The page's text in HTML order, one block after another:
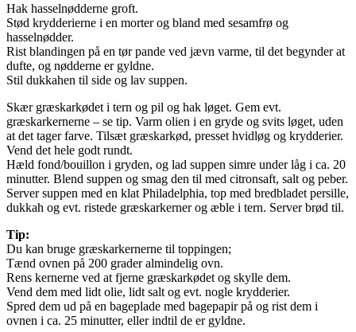
Hak hasselnødderne groft.
Stød krydderierne i en morter og bland med sesamfrø og
hasselnødder.
Rist blandingen på en tør pande ved jævn varme, til det begynder at
dufte, og nødderne er gyldne.
Stil dukkahen til side og lav suppen.
Skær græskarkødet i tern og pil og hak løget. Gem evt.
græskarkernerne – se tip. Varm olien i en gryde og svits løget, uden
at det tager farve. Tilsæt græskarkød, presset hvidløg og krydderier.
Vend det hele godt rundt.
Hæld fond/bouillon i gryden, og lad suppen simre under låg i ca. 20
minutter. Blend suppen og smag den til med citronsaft, salt og peber.
Server suppen med en klat Philadelphia, top med bredbladet persille,
dukkah og evt. ristede græskarkerner og æble i tern. Server brød til.
Tip:
Du kan bruge græskarkernerne til toppingen;
Tænd ovnen på 200 grader almindelig ovn.
Rens kernerne ved at fjerne græskarkødet og skylle dem.
Vend dem med lidt olie, lidt salt og evt. nogle krydderier.
Spred dem ud på en bageplade med bagepapir på og rist dem i
ovnen i ca. 25 minutter, eller indtil de er gyldne.